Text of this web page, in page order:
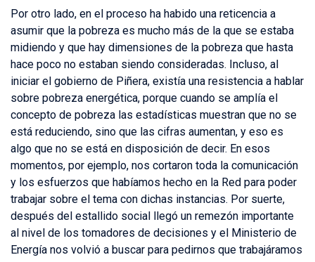
Por otro lado, en el proceso ha habido una reticencia a
asumir que la pobreza es mucho más de la que se estaba
midiendo y que hay dimensiones de la pobreza que hasta
hace poco no estaban siendo consideradas. Incluso, al
iniciar el gobierno de Piñera, existía una resistencia a hablar
sobre pobreza energética, porque cuando se amplía el
concepto de pobreza las estadísticas muestran que no se
está reduciendo, sino que las cifras aumentan, y eso es
algo que no se está en disposición de decir. En esos
momentos, por ejemplo, nos cortaron toda la comunicación
y los esfuerzos que habíamos hecho en la Red para poder
trabajar sobre el tema con dichas instancias. Por suerte,
después del estallido social llegó un remezón importante
al nivel de los tomadores de decisiones y el Ministerio de
Energía nos volvió a buscar para pedirnos que trabajáramos